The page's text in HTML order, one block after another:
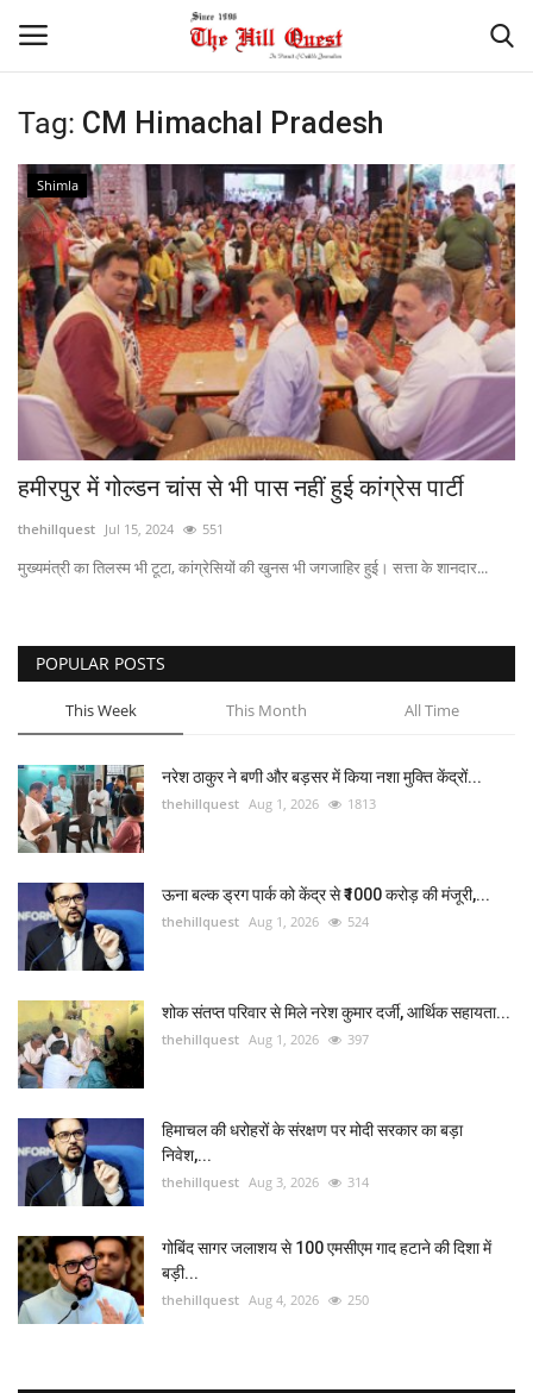
Login Register
Home
Contact
National
Himachal
Sports
Enquiry
Tag: CM Himachal Pradesh
Shimla
हमीरपुर में गोल्डन चांस से भी पास नहीं हुई कांग्रेस पार्टी
thehillquest Jul 15, 2024 551
मुख्यमंत्री का तिलस्म भी टूटा, कांग्रेसियों की खुनस भी जगजाहिर हुई। सत्ता के शानदार...
POPULAR POSTS
This Week This Month All Time
नरेश ठाकुर ने बणी और बड़सर में किया नशा मुक्ति केंद्रों...
thehillquest Aug 1, 2026 1813
ऊना बल्क ड्रग पार्क को केंद्र से ₹1000 करोड़ की मंजूरी,...
thehillquest Aug 1, 2026 524
शोक संतप्त परिवार से मिले नरेश कुमार दर्जी, आर्थिक सहायता...
thehillquest Aug 1, 2026 397
हिमाचल की धरोहरों के संरक्षण पर मोदी सरकार का बड़ा
निवेश,...
thehillquest Aug 3, 2026 314
गोबिंद सागर जलाशय से 100 एमसीएम गाद हटाने की दिशा में
बड़ी...
thehillquest Aug 4, 2026 250